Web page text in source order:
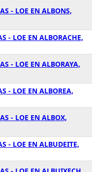
- LOE EN ALBONS,
- LOE EN ALBORACHE,
- LOE EN ALBORAYA,
- LOE EN ALBOREA,
- LOE EN ALBOX,
- LOE EN ALBUDEITE,